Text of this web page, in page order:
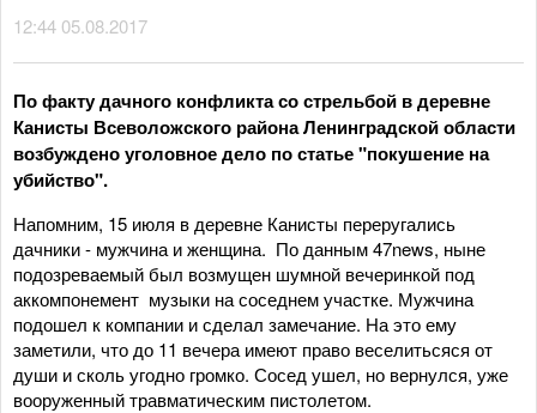
12:44 05.08.2017
По факту дачного конфликта со стрельбой в деревне
Канисты Всеволожского района Ленинградской области
возбуждено уголовное дело по статье "покушение на
убийство".
Напомним, 15 июля в деревне Канисты переругались
дачники - мужчина и женщина. По данным 47news, ныне
подозреваемый был возмущен шумной вечеринкой под
аккомпонемент музыки на соседнем участке. Мужчина
подошел к компании и сделал замечание. На это ему
заметили, что до 11 вечера имеют право веселитьсяся от
души и сколь угодно громко. Сосед ушел, но вернулся, уже
вооруженный травматическим пистолетом.